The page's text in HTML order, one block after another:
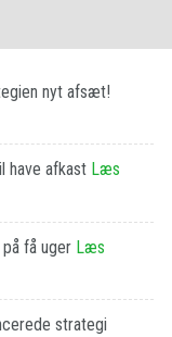
nyt afsæt!
have afkast Læs
få uger Læs
strategi